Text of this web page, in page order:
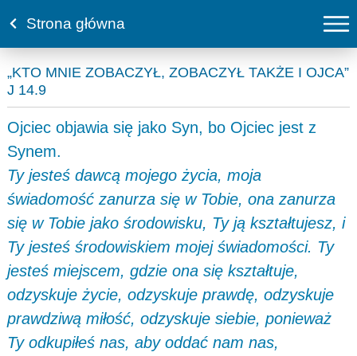
Strona główna
„KTO MNIE ZOBACZYŁ, ZOBACZYŁ TAKŻE I OJCA”
J 14.9
Ojciec objawia się jako Syn, bo Ojciec jest z
Synem.
Ty jesteś dawcą mojego życia, moja
świadomość zanurza się w Tobie, ona zanurza
się w Tobie jako środowisku, Ty ją kształtujesz, i
Ty jesteś środowiskiem mojej świadomości. Ty
jesteś miejscem, gdzie ona się kształtuje,
odzyskuje życie, odzyskuje prawdę, odzyskuje
prawdziwą miłość, odzyskuje siebie, ponieważ
Ty odkupiłeś nas, aby oddać nam nas,